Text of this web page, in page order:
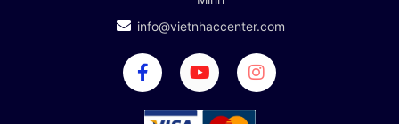
info@vietnhaccenter.com